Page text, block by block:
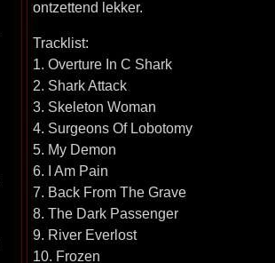
ontzettend lekker.
Tracklist:
1. Overture In C Shark
2. Shark Attack
3. Skeleton Woman
4. Surgeons Of Lobotomy
5. My Demon
6. I Am Pain
7. Back From The Grave
8. The Dark Passenger
9. River Everlost
10. Frozen